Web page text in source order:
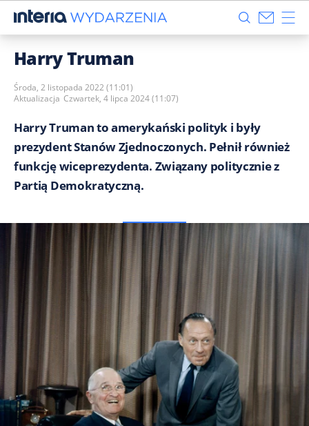
Harry Truman
Środa, 2 listopada 2022 (11:01)
Aktualizacja Czwartek, 4 lipca 2024 (11:07)
Harry Truman to amerykański polityk i były
prezydent Stanów Zjednoczonych. Pełnił również
funkcję wiceprezydenta. Związany politycznie z
Partią Demokratyczną.